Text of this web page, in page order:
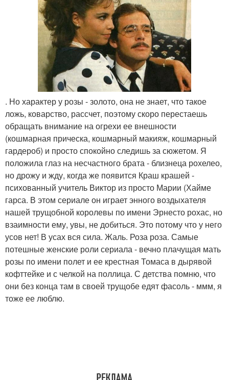
. Но характер у розы - золото, она не знает, что такое
ложь, коварство, рассчет, поэтому скоро перестаешь
обращать внимание на огрехи ее внешности
(кошмарная прическа, кошмарный макияж, кошмарный
гардероб) и просто спокойно следишь за сюжетом. Я
положила глаз на несчастного брата - близнеца рохелео,
но дрожу и жду, когда же появится Краш крашей -
психованный учитель Виктор из просто Марии (Хайме
гарса. В этом сериале он играет энного воздыхателя
нашей трущобной королевы по имени Эрнесто рохас, но
взаимности ему, увы, не добиться. Это потому что у него
усов нет! В усах вся сила. Жаль. Роза роза. Самые
потешные женские роли сериала - вечно плачущая мать
розы по имени полет и ее крестная Томаса в дырявой
кофттейке и с челкой на поллица. С детства помню, что
они без конца там в своей трущобе едят фасоль - ммм, я
тоже ее люблю.